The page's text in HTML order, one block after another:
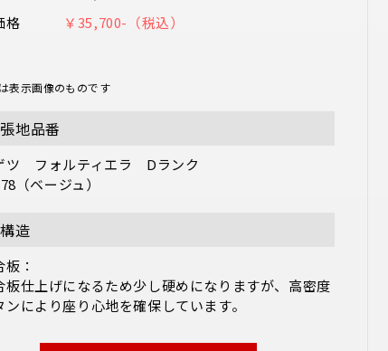
格
￥35,700-（税込）
表示画像のものです
地品番
ツ　フォルティエラ　Dランク
（ベージュ）
造
：
板仕上げになるため少し硬めになりますが、高密度
ンにより座り心地を確保しています。